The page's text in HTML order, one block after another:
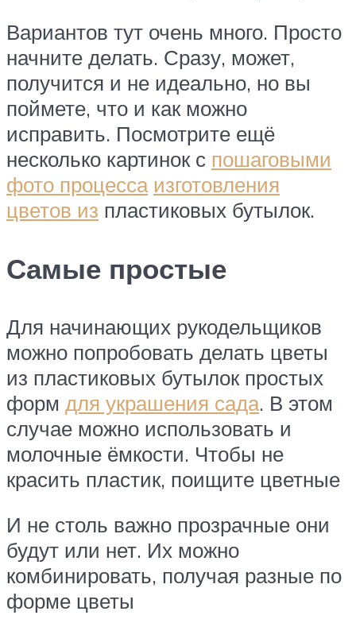
Вариантов тут очень много. Просто
начните делать. Сразу, может,
получится и не идеально, но вы
поймете, что и как можно
исправить. Посмотрите ещё
несколько картинок с пошаговыми
фото процесса изготовления
цветов из пластиковых бутылок.
Самые простые
Для начинающих рукодельщиков
можно попробовать делать цветы
из пластиковых бутылок простых
форм для украшения сада. В этом
случае можно использовать и
молочные ёмкости. Чтобы не
красить пластик, поищите цветные
И не столь важно прозрачные они
будут или нет. Их можно
комбинировать, получая разные по
форме цветы